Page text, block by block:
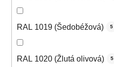
RAL 1019 (Šedobéžová) 5
RAL 1020 (Žlutá olivová) 5